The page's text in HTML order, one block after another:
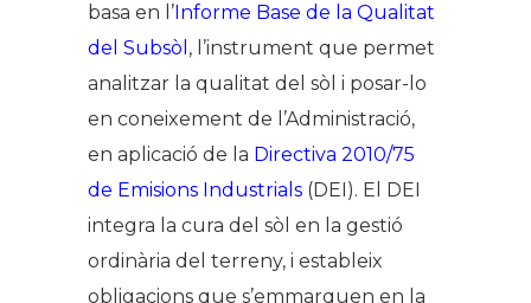
basa en l’ Informe Base de la Qualitat
del Subsòl , l’instrument que permet
analitzar la qualitat del sòl i posar-lo
en coneixement de l’Administració,
en aplicació de la Directiva 2010/75
de Emisions Industrials (DEI). El DEI
integra la cura del sòl en la gestió
ordinària del terreny, i estableix
obligacions que s’emmarquen en la